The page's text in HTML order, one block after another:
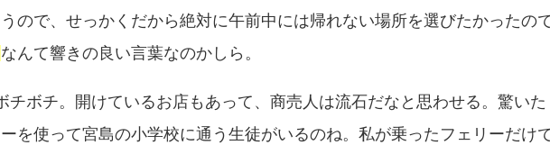
ので、せっかくだから絶対に午前中には帰れない場所を選びたかったの
なんて響きの良い言葉なのかしら。
チボチ。開けているお店もあって、商売人は流石だなと思わせる。驚いた
を使って宮島の小学校に通う生徒がいるのね。私が乗ったフェリーだけ